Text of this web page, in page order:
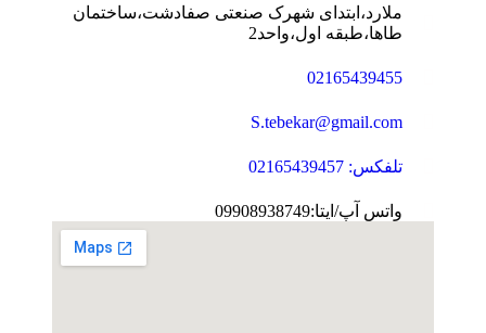
ملارد،ابتدای شهرک صنعتی صفادشت،ساختمان
طاها،طبقه اول،واحد2
02165439455
S.tebekar@gmail.com
تلفکس: 02165439457
واتس آپ/ایتا:09908938749